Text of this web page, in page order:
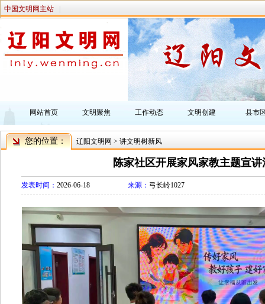
中国文明网主站
网站首页 文明聚焦 工作动态 文明创建 县市
您的位置： 辽阳文明网 > 讲文明树新风
陈家社区开展家风家教主题宣讲
发表时间： 2026-06-18 来源： 弓长岭1027